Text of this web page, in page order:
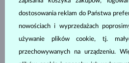
RÓŻOWE ZŁOTO
SZMARAGD
4 380 zł
BIAŁE
dostosowania reklam do Państwa
nowościach i wyprzedażach
używanie plików cookie, tj.
przechowywanych na urządzeniu.